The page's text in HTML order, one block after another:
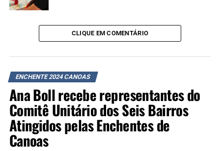
Canoense é divulgada
CLIQUE EM COMENTÁRIO
ENCHENTE 2024 CANOAS
Ana Boll recebe representantes do
Comitê Unitário dos Seis Bairros
Atingidos pelas Enchentes de
Canoas